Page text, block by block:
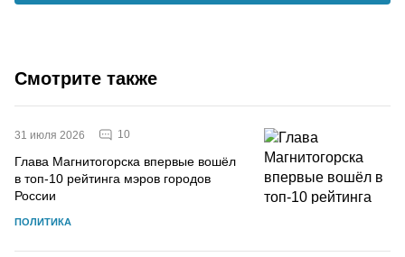
Смотрите также
31 июля 2026 10
Глава Магнитогорска впервые вошёл
в топ-10 рейтинга мэров городов
России
ПОЛИТИКА